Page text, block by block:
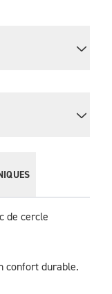
de cercle
confort durable.